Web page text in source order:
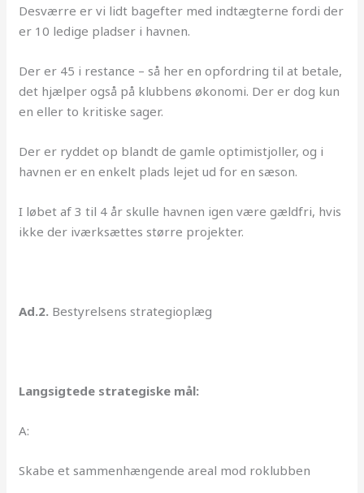
Desværre er vi lidt bagefter med indtægterne fordi der
er 10 ledige pladser i havnen.
Der er 45 i restance – så her en opfordring til at betale,
det hjælper også på klubbens økonomi. Der er dog kun
en eller to kritiske sager.
Der er ryddet op blandt de gamle optimistjoller, og i
havnen er en enkelt plads lejet ud for en sæson.
I løbet af 3 til 4 år skulle havnen igen være gældfri, hvis
ikke der iværksættes større projekter.
Ad.2. Bestyrelsens strategioplæg
Langsigtede strategiske mål:
A:
Skabe et sammenhængende areal mod roklubben